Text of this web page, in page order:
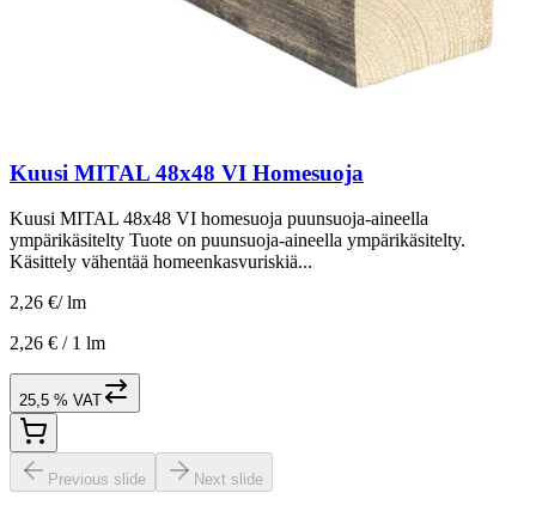
Kuusi MITAL 48x48 VI Homesuoja
Kuusi MITAL 48x48 VI homesuoja puunsuoja-aineella
ympärikäsitelty Tuote on puunsuoja-aineella ympärikäsitelty.
Käsittely vähentää homeenkasvuriskiä...
2,26 €/ lm
2,26 € / 1 lm
25,5 % VAT
Previous slide Next slide